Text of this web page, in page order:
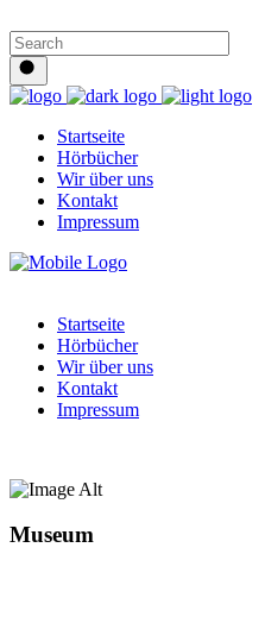
Startseite
Hörbücher
Wir über uns
Kontakt
Impressum
Startseite
Hörbücher
Wir über uns
Kontakt
Impressum
Museum